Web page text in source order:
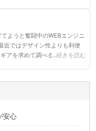
ール
ようと奮闘中のWEBエンジニ
近ではデザイン性よりも利便
アを求めて調べる日々を過ご
...続きを読む
ル
安心